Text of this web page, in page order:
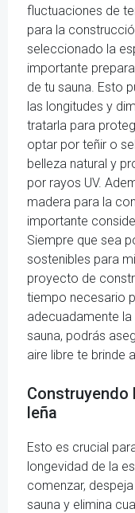
fluctuaciones de
para la
seleccionado la
importante
de tu sauna. Esto
las longitudes y
tratarla para
optar por teñir o
belleza natural y
por rayos UV.
madera para la
importante
Siempre que sea
sostenibles para
proyecto de
tiempo necesario
adecuadamente
sauna, podrás
aire libre te brinde
Construyendo
leña
Esto es crucial
longevidad de la
comenzar,
sauna y elimina